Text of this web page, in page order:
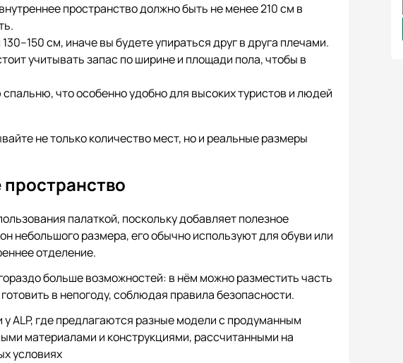
пространство должно быть не менее 210 см в
см, иначе вы будете упираться друг в друга плечами.
учитывать запас по ширине и площади пола, чтобы в
что особенно удобно для высоких туристов и людей
не только количество мест, но и реальные размеры
палаткой, поскольку добавляет полезное
небольшого размера, его обычно используют для обуви или
отделение.
больше возможностей: в нём можно разместить часть
в непогоду, соблюдая правила безопасности.
ALP, где предлагаются разные модели с продуманным
материалами и конструкциями, рассчитанными на
условиях